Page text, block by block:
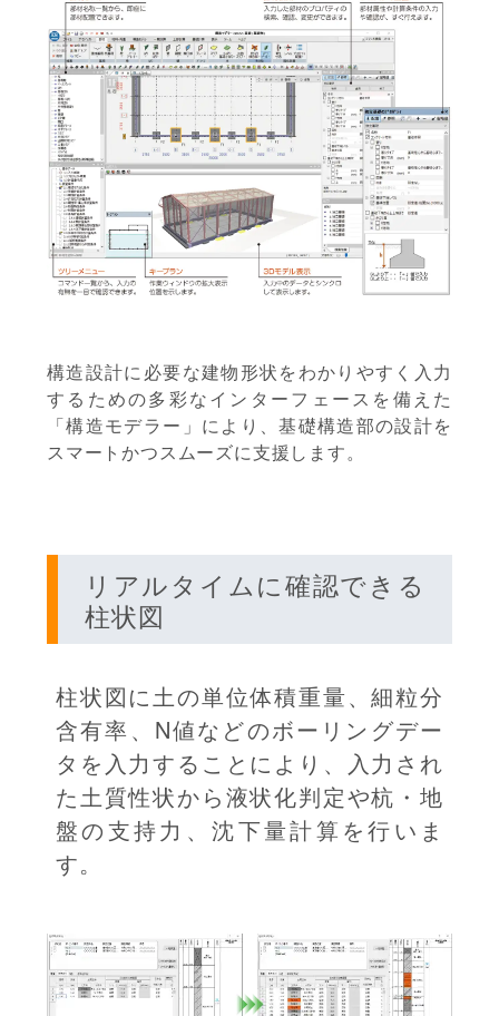
構造設計に必要な建物形状をわかりやすく入力
するための多彩なインターフェースを備えた
「構造モデラー」により、基礎構造部の設計を
スマートかつスムーズに支援します。
リアルタイムに確認できる
柱状図
柱状図に土の単位体積重量、細粒分
含有率、N値などのボーリングデー
タを入力することにより、入力され
た土質性状から液状化判定や杭・地
盤の支持力、沈下量計算を行いま
す。